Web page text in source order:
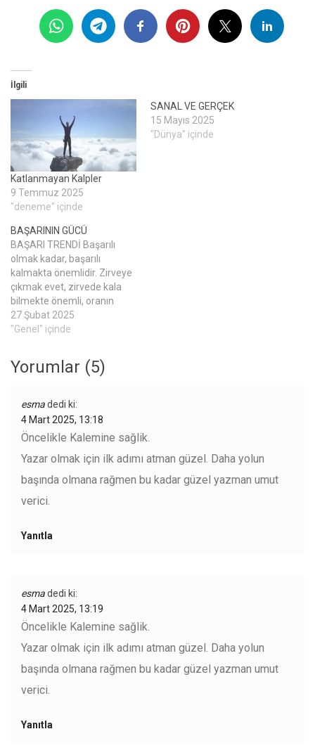
İlgili
Katlanmayan Kalpler
9 Temmuz 2025
"deneme" içinde
SANAL VE GERÇEK
15 Mayıs 2025
"Dünya" içinde
BAŞARININ GÜCÜ
BAŞARI TRENDİ Başarılı
olmak kadar, başarılı
kalmakta önemlidir. Zirveye
çıkmak evet, zirvede kala
bilmekte önemli, oranın
gücünü, enerjisini
korumakta önemlidir. Bir söz
daim(zaman) kere yemez'
diye. Demek ki; bazen de
zorunda kalınabilir. Yükseğe
çıktıkça nefes daralır. Baş
döner, güç zehirlenmesi olur.
İşte şu…
27 Şubat 2025
"Genel" içinde
Yorumlar (5)
esmadedi ki:
4 Mart 2025, 13:18
Öncelikle Kalemine sağlik.
Yazar olmak için ilk adımı atman güzel. Daha yolun
başında olmana rağmen bu kadar güzel yazman umut
verici.
Yanıtla
esmadedi ki:
4 Mart 2025, 13:19
Öncelikle Kalemine sağlik.
Yazar olmak için ilk adımı atman güzel. Daha yolun
başında olmana rağmen bu kadar güzel yazman umut
verici.
Yanıtla